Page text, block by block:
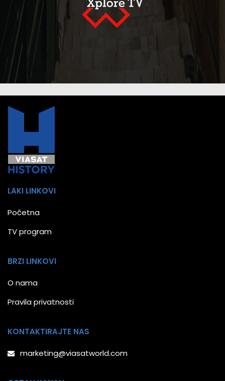
LAKI LINKOVI
Početna
TV program
BRZI LINKOVI
O nama
Pravila privatnosti
KONTAKTIRAJTE NAS
marketing@viasatworld.com